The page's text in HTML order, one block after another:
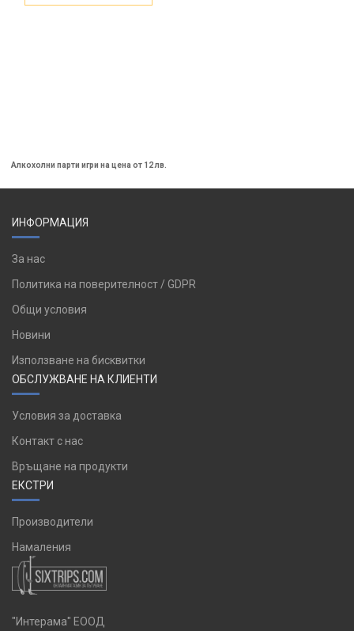
Алкохолни парти игри на цена от 12 лв.
ИНФОРМАЦИЯ
За нас
Политика на поверителност / GDPR
Общи условия
Новини
Използване на бисквитки
ОБСЛУЖВАНЕ НА КЛИЕНТИ
Условия за доставка
Контакт с нас
Връщане на продукти
ЕКСТРИ
Производители
Намаления
"Интерама" ЕООД